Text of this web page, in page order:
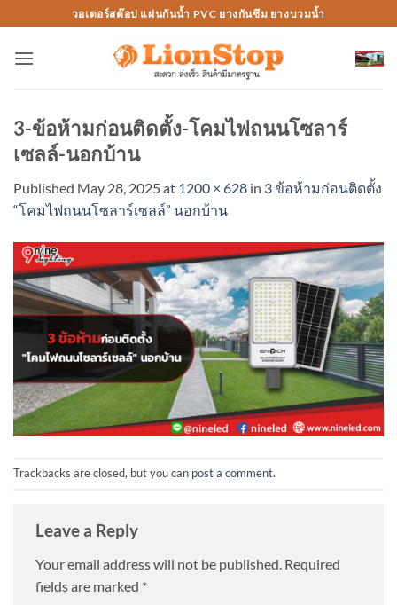
to
content
วอเตอร์สต๊อป แผ่นกันน้ำ PVC ยางกันซึม ยางบวมน้ำ
3-ข้อห้ามก่อนติดตั้ง-โคมไฟถนนโซลาร์
เซลล์-นอกบ้าน
Published May 28, 2025at 1200 × 628 in 3 ข้อห้ามก่อนติดตั้ง
“โคมไฟถนนโซลาร์เซลล์” นอกบ้าน
Trackbacks are closed, but you can post a comment.
Leave a Reply
Your email address will not be published. Required
fields are marked *